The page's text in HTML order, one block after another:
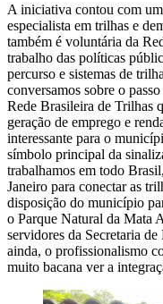
A iniciativa contou com
especialista em trilhas e
também é voluntária da
trabalho das políticas
percurso e sistemas de
conversamos sobre o
Rede Brasileira de Trilhas
geração de emprego e
interessante para o
símbolo principal da
trabalhamos em todo
Janeiro para conectar as
disposição do município
o Parque Natural da Mata
servidores da Secretaria
ainda, o profissionalismo
muito bacana ver a